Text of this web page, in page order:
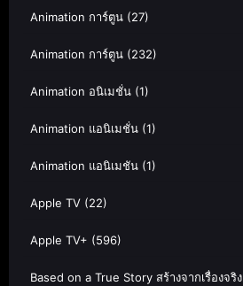
Animation การ์ตูน (27)
Animation การ์ตูน (232)
Animation อนิเมชั่น (1)
Animation แอนิเมชั่น (1)
Animation แอนิเมชัน (1)
Apple TV (22)
Apple TV+ (596)
Based on a True Story สร้างจากเรื่องจริง